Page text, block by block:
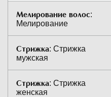
Мелирование волос:
Мелирование
Стрижка: Стрижка
мужская
Стрижка: Стрижка
женская